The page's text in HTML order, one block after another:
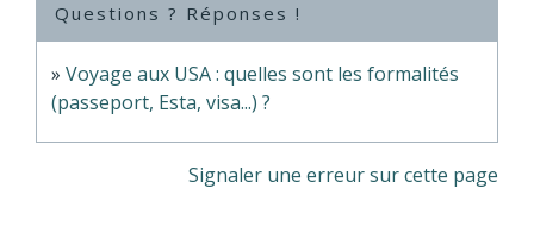
Questions ? Réponses !
Voyage aux USA : quelles sont les formalités
(passeport, Esta, visa...) ?
Signaler une erreur sur cette page